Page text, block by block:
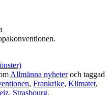
Allmänna nyheteroch taggad
, Frankrike, Klimatet,
, Strasbourg.